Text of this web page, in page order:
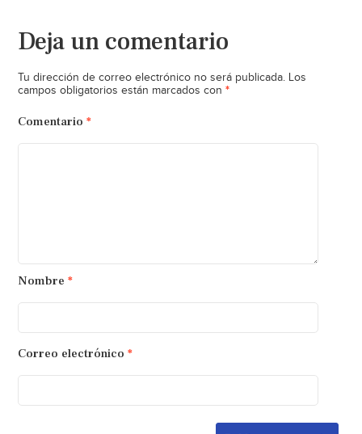
Deja un comentario
Tu dirección de correo electrónico no será publicada. Los
campos obligatorios están marcados con *
Comentario *
Nombre *
Correo electrónico *